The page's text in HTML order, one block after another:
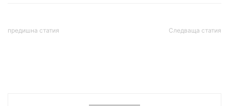
предишна статия Следваща статия